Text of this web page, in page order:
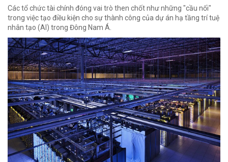
Các tổ chức tài chính đóng vai trò then chốt như những "cầu nối"
trong việc tạo điều kiện cho sự thành công của dự án hạ tầng trí tuệ
nhân tạo (AI) trong Đông Nam Á.